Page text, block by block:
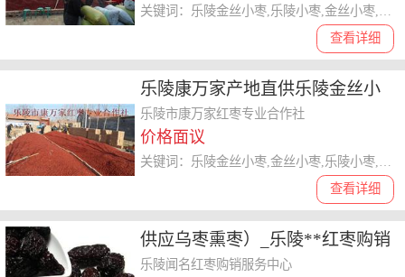
查看详细
乐陵康万家产地直供乐陵金丝小
枣货源足，价格低
乐陵市康万家红枣专业合作社
价格面议
查看详细
供应乌枣熏枣）_乐陵**红枣购销
中心常年生产供应
乐陵闻名红枣购销服务中心